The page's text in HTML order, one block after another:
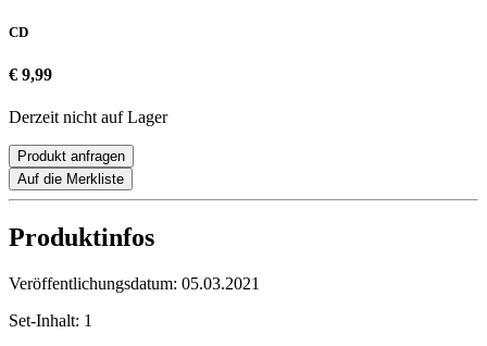
CD
€ 9,99
Derzeit nicht auf Lager
Produkt anfragen
Auf die Merkliste
Produktinfos
Veröffentlichungsdatum: 05.03.2021
Set-Inhalt: 1